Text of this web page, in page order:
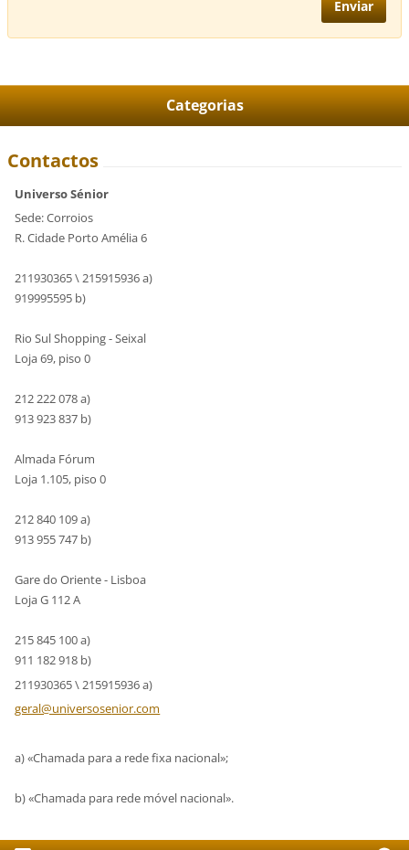
Categorias
Contactos
Universo Sénior
Sede: Corroios
R. Cidade Porto Amélia 6
211930365 \ 215915936 a)
919995595 b)
Rio Sul Shopping - Seixal
Loja 69, piso 0
212 222 078 a)
913 923 837 b)
Almada Fórum
Loja 1.105, piso 0
212 840 109 a)
913 955 747 b)
Gare do Oriente - Lisboa
Loja G 112 A
215 845 100 a)
911 182 918 b)
211930365 \ 215915936 a)
geral@universosenior.com
a) «Chamada para a rede fixa nacional»;
b) «Chamada para rede móvel nacional».